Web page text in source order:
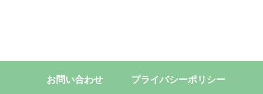
お問い合わせ プライバシーポリシー